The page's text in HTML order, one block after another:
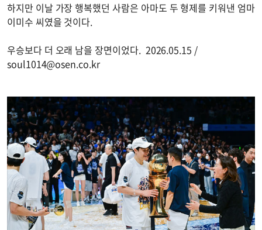
하지만 이날 가장 행복했던 사람은 아마도 두 형제를 키워낸 엄마
이미수 씨였을 것이다.
우승보다 더 오래 남을 장면이었다. 2026.05.15 /
soul1014@osen.co.kr